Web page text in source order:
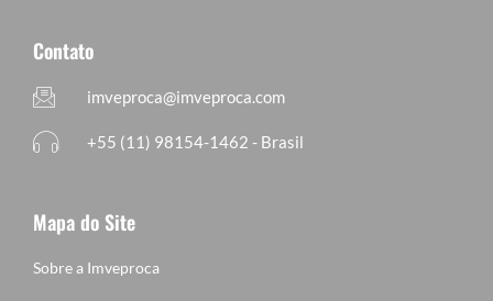
Contato
imveproca@imveproca.com
+55 (11) 98154-1462 - Brasil
Mapa do Site
Sobre a Imveproca